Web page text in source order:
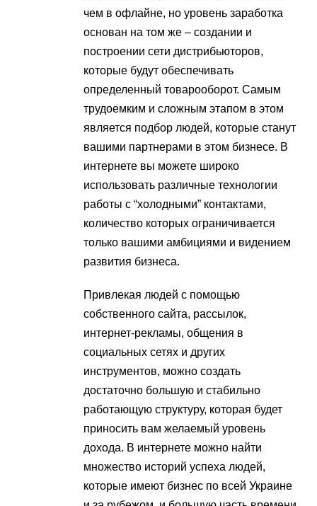
чем в офлайне, но уровень заработка
основан на том же – создании и
построении сети дистрибьюторов,
которые будут обеспечивать
определенный товарооборот. Самым
трудоемким и сложным этапом в этом
является подбор людей, которые станут
вашими партнерами в этом бизнесе. В
интернете вы можете широко
использовать различные технологии
работы с “холодными” контактами,
количество которых ограничивается
только вашими амбициями и видением
развития бизнеса.
Привлекая людей с помощью
собственного сайта, рассылок,
интернет-рекламы, общения в
социальных сетях и других
инструментов, можно создать
достаточно большую и стабильно
работающую структуру, которая будет
приносить вам желаемый уровень
дохода. В интернете можно найти
множество историй успеха людей,
которые имеют бизнес по всей Украине